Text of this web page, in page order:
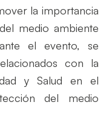
la importancia
medio ambiente
el evento, se
con la
y Salud en el
del medio